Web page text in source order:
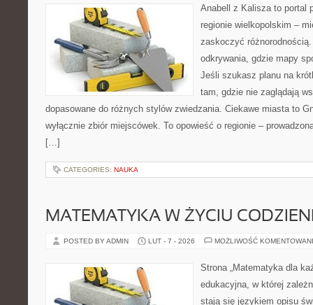
Anabell z Kalisza to portal
regionie wielkopolskim –
zaskoczyć
odkrywania, gdzie mapy
Jeśli szukasz planu na
tam, gdzie nie zaglądają
dopasowane do różnych stylów zwiedzania. Ciekawe miasta to
wyłącznie zbiór miejscówek. To opowieść o regionie –
[…]
CATEGORIES: NAUKA
MATEMATYKA W ŻYCIU
POSTED BY ADMIN LUT - 7 - 2026 MOŻLIWOŚĆ
Strona „Matematyka dla
edukacyjna, w której
stają się językiem opisu